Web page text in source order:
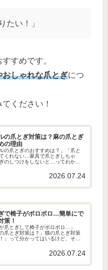
たい！」
すめです。
おしゃれな爪とぎにつ
ください！
の爪とぎ対策は？麻の爪とぎ
の理由
の爪とぎのおすすめは？」「爪と
くれない…家具で爪とぎしちゃ
のしつけをしないと…ってわかっ
ところで爪とぎしないで～バリバ
）ただ、気難しいラグ...2026.07.24
で椅子がボロボロ…簡単にで
策！
爪とぎして椅子がボロボロ…」
爪とぎ対策は？」猫の爪とぎ対策
」って分かってはいるけど、それ
ロで…実際の椅子がこちら爪とぎ最
たらこのありさまです...2026.07.24